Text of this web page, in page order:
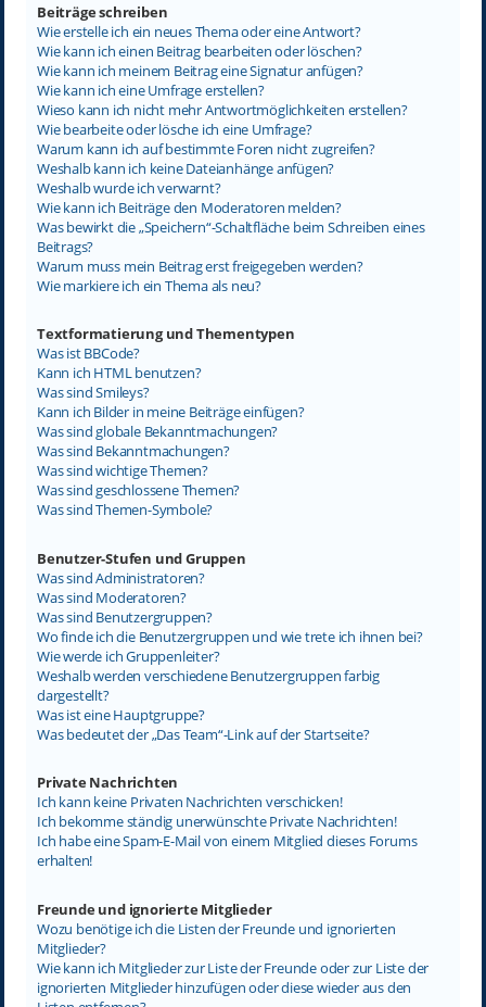
Beiträge schreiben
Wie erstelle ich ein neues Thema oder eine Antwort?
Wie kann ich einen Beitrag bearbeiten oder löschen?
Wie kann ich meinem Beitrag eine Signatur anfügen?
Wie kann ich eine Umfrage erstellen?
Wieso kann ich nicht mehr Antwortmöglichkeiten erstellen?
Wie bearbeite oder lösche ich eine Umfrage?
Warum kann ich auf bestimmte Foren nicht zugreifen?
Weshalb kann ich keine Dateianhänge anfügen?
Weshalb wurde ich verwarnt?
Wie kann ich Beiträge den Moderatoren melden?
Was bewirkt die „Speichern“-Schaltfläche beim Schreiben eines
Beitrags?
Warum muss mein Beitrag erst freigegeben werden?
Wie markiere ich ein Thema als neu?
Textformatierung und Thementypen
Was ist BBCode?
Kann ich HTML benutzen?
Was sind Smileys?
Kann ich Bilder in meine Beiträge einfügen?
Was sind globale Bekanntmachungen?
Was sind Bekanntmachungen?
Was sind wichtige Themen?
Was sind geschlossene Themen?
Was sind Themen-Symbole?
Benutzer-Stufen und Gruppen
Was sind Administratoren?
Was sind Moderatoren?
Was sind Benutzergruppen?
Wo finde ich die Benutzergruppen und wie trete ich ihnen bei?
Wie werde ich Gruppenleiter?
Weshalb werden verschiedene Benutzergruppen farbig
dargestellt?
Was ist eine Hauptgruppe?
Was bedeutet der „Das Team“-Link auf der Startseite?
Private Nachrichten
Ich kann keine Privaten Nachrichten verschicken!
Ich bekomme ständig unerwünschte Private Nachrichten!
Ich habe eine Spam-E-Mail von einem Mitglied dieses Forums
erhalten!
Freunde und ignorierte Mitglieder
Wozu benötige ich die Listen der Freunde und ignorierten
Mitglieder?
Wie kann ich Mitglieder zur Liste der Freunde oder zur Liste der
ignorierten Mitglieder hinzufügen oder diese wieder aus den